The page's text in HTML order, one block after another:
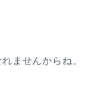
ませんからね。